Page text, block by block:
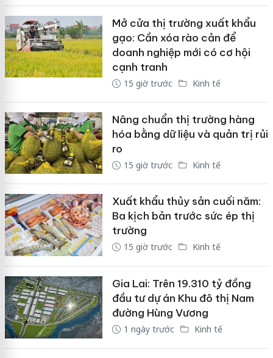
Mở cửa thị trường xuất khẩu
gạo: Cần xóa rào cản để
doanh nghiệp mới có cơ hội
cạnh tranh
15 giờ trước Kinh tế
Nâng chuẩn thị trường hàng
hóa bằng dữ liệu và quản trị rủi
ro
15 giờ trước Kinh tế
Xuất khẩu thủy sản cuối năm:
Ba kịch bản trước sức ép thị
trường
15 giờ trước Kinh tế
Gia Lai: Trên 19.310 tỷ đồng
đầu tư dự án Khu đô thị Nam
đường Hùng Vương
1 ngày trước Kinh tế